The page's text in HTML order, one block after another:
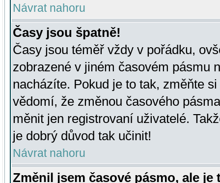
Návrat nahoru
Časy jsou špatně!
Časy jsou téměř vždy v pořádku,
zobrazené v jiném časovém pásmu
nacházíte. Pokud je to tak, změňte
vědomí, že změnou časového
měnit jen registrovaní uživatelé.
je dobrý důvod tak učinit!
Návrat nahoru
Změnil jsem časové pásmo, ale je